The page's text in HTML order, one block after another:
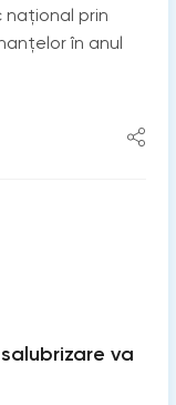
prin
în anul
va